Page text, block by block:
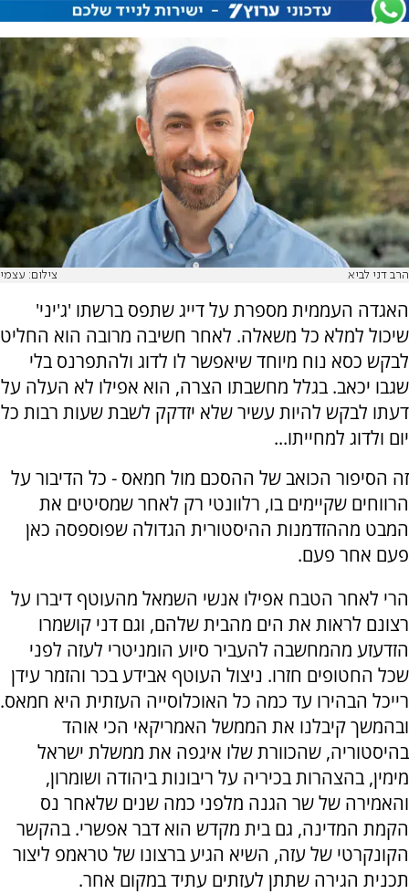
הרב דני לביא צילום: עצמי
האגדה העממית מספרת על דייג שתפס ברשתו 'ג'יני'
שיכול למלא כל משאלה. לאחר חשיבה מרובה הוא החליט
לבקש כסא נוח מיוחד שיאפשר לו לדוג ולהתפרנס בלי
שגבו יכאב. בגלל מחשבתו הצרה, הוא אפילו לא העלה על
דעתו לבקש להיות עשיר שלא יזדקק לשבת שעות רבות כל
יום ולדוג למחייתו...
זה הסיפור הכואב של ההסכם מול חמאס - כל הדיבור על
הרווחים שקיימים בו, רלוונטי רק לאחר שמסיטים את
המבט מההזדמנות ההיסטורית הגדולה שפוספסה כאן
פעם אחר פעם.
הרי לאחר הטבח אפילו אנשי השמאל מהעוטף דיברו על
רצונם לראות את הים מהבית שלהם, וגם דני קושמרו
הזדעזע מהמחשבה להעביר סיוע הומניטרי לעזה לפני
שכל החטופים חזרו. ניצול העוטף אבידע בכר והזמר עידן
רייכל הבהירו עד כמה כל האוכלוסייה העזתית היא חמאס.
ובהמשך קיבלנו את הממשל האמריקאי הכי אוהד
בהיסטוריה, שהכוורת שלו איגפה את ממשלת ישראל
מימין, בהצהרות בכיריה על ריבונות ביהודה ושומרון,
והאמירה של שר הגנה מלפני כמה שנים שלאחר נס
הקמת המדינה, גם בית מקדש הוא דבר אפשרי. בהקשר
הקונקרטי של עזה, השיא הגיע ברצונו של טראמפ ליצור
תכנית הגירה שתתן לעזתים עתיד במקום אחר.